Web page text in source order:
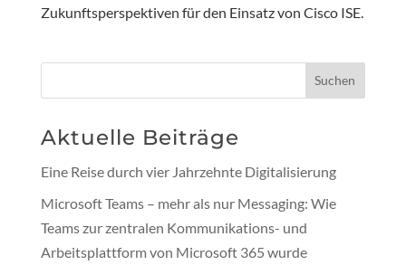
Zukunftsperspektiven für den Einsatz von Cisco ISE.
Suchen
Aktuelle Beiträge
Eine Reise durch vier Jahrzehnte Digitalisierung
Microsoft Teams – mehr als nur Messaging: Wie
Teams zur zentralen Kommunikations- und
Arbeitsplattform von Microsoft 365 wurde